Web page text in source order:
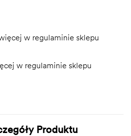
w regulaminie sklepu
w regulaminie sklepu
Produktu